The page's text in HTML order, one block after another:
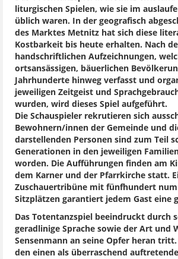
liturgischen Spielen, wie sie im
üblich waren. In der geografisch
des Marktes Metnitz hat sich diese
Kostbarkeit bis heute erhalten. Nach
handschriftlichen Aufzeichnungen,
ortsansässigen, bäuerlichen
Jahrhunderte hinweg verfasst und
jeweiligen Zeitgeist und
wurden, wird dieses Spiel aufgeführt.
Die Schauspieler rekrutieren sich
Bewohnern/innen der Gemeinde und
darstellenden Personen sind zum Teil
Generationen in den jeweiligen
worden. Die Aufführungen finden am
dem Karner und der Pfarrkirche statt.
Zuschauertribüne mit fünfhundert
Sitzplätzen garantiert jedem Gast eine
Das Totentanzspiel beeindruckt durch
geradlinige Sprache sowie der Art und
Sensenmann an seine Opfer heran
den einen als überraschend